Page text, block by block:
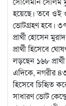
হয়েছে। তবে ওই
ভোটগ্রহণ হবে।
প্রার্থী হোসেন
প্রার্থী হিসেবে
লড়ছেন ১৬৮
এদিকে, নগরীর
হিসেবে চিহিৃত
সাধারণ ভোট